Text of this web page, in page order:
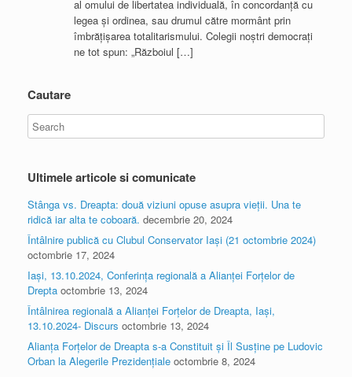
al omului de libertatea individuală, în concordanță cu
legea și ordinea, sau drumul către mormânt prin
îmbrățișarea totalitarismului. Colegii noștri democrați
ne tot spun: „Războiul […]
Cautare
Ultimele articole si comunicate
Stânga vs. Dreapta: două viziuni opuse asupra vieții. Una te
ridică iar alta te coboară. decembrie 20, 2024
Întâlnire publică cu Clubul Conservator Iași (21 octombrie 2024)
octombrie 17, 2024
Iași, 13.10.2024, Conferința regională a Alianței Forțelor de
Drepta octombrie 13, 2024
Întâlnirea regională a Alianței Forțelor de Dreapta, Iași,
13.10.2024- Discurs octombrie 13, 2024
Alianța Forțelor de Dreapta s-a Constituit și Îl Susține pe Ludovic
Orban la Alegerile Prezidențiale octombrie 8, 2024